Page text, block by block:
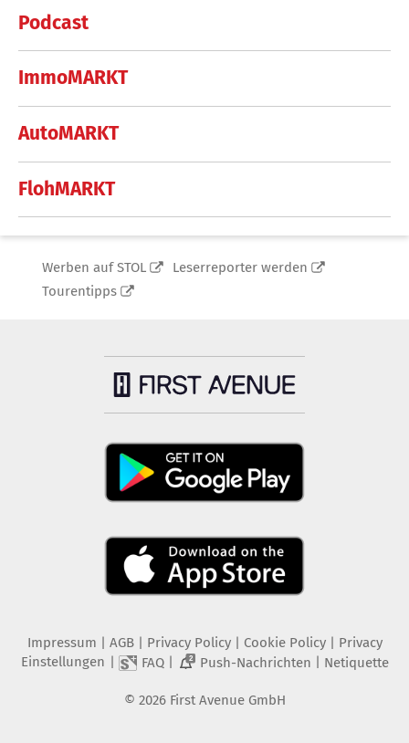
Podcast
ImmoMARKT
AutoMARKT
FlohMARKT
Werben auf STOL
Leserreporter werden
Tourentipps
Impressum AGB Privacy Policy| Cookie Policy| Privacy
Einstellungen
FAQ| 2 Push-Nachrichten Netiquette
© 2026 First Avenue GmbH